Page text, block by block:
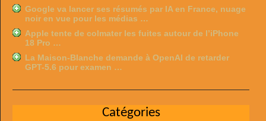
Google va lancer ses résumés par IA en France, nuage
noir en vue pour les médias …
Apple tente de colmater les fuites autour de l’iPhone
18 Pro …
La Maison-Blanche demande à OpenAI de retarder
GPT-5.6 pour examen …
Catégories